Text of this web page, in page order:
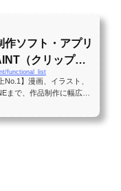
作ソフト・アプリ
（クリップス
functional_list
No.1】漫画、イラスト、
まで、作品制作に幅広く